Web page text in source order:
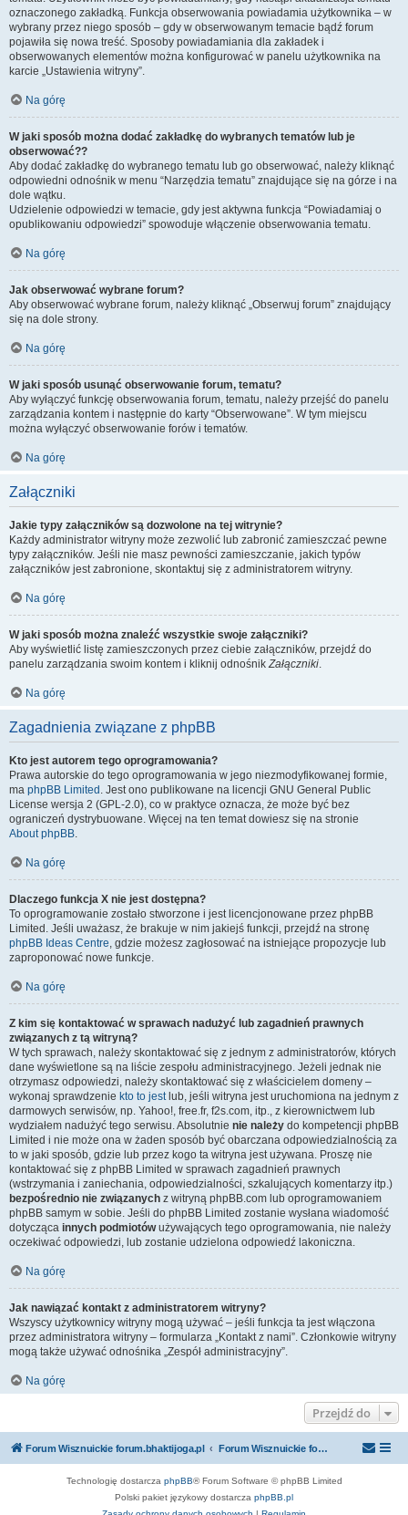
oznaczonego zakładką. Funkcja obserwowania powiadamia użytkownika – w
wybrany przez niego sposób – gdy w obserwowanym temacie bądź forum
pojawiła się nowa treść. Sposoby powiadamiania dla zakładek i
obserwowanych elementów można konfigurować w panelu użytkownika na
karcie „Ustawienia witryny”.
Na górę
W jaki sposób można dodać zakładkę do wybranych tematów lub je
obserwować??
Aby dodać zakładkę do wybranego tematu lub go obserwować, należy kliknąć
odpowiedni odnośnik w menu “Narzędzia tematu” znajdujące się na górze i na
dole wątku.
Udzielenie odpowiedzi w temacie, gdy jest aktywna funkcja “Powiadamiaj o
opublikowaniu odpowiedzi” spowoduje włączenie obserwowania tematu.
Na górę
Jak obserwować wybrane forum?
Aby obserwować wybrane forum, należy kliknąć „Obserwuj forum” znajdujący
się na dole strony.
Na górę
W jaki sposób usunąć obserwowanie forum, tematu?
Aby wyłączyć funkcję obserwowania forum, tematu, należy przejść do panelu
zarządzania kontem i następnie do karty “Obserwowane”. W tym miejscu
można wyłączyć obserwowanie forów i tematów.
Na górę
Załączniki
Jakie typy załączników są dozwolone na tej witrynie?
Każdy administrator witryny może zezwolić lub zabronić zamieszczać pewne
typy załączników. Jeśli nie masz pewności zamieszczanie, jakich typów
załączników jest zabronione, skontaktuj się z administratorem witryny.
Na górę
W jaki sposób można znaleźć wszystkie swoje załączniki?
Aby wyświetlić listę zamieszczonych przez ciebie załączników, przejdź do
panelu zarządzania swoim kontem i kliknij odnośnikZałączniki.
Na górę
Zagadnienia związane z phpBB
Kto jest autorem tego oprogramowania?
Prawa autorskie do tego oprogramowania w jego niezmodyfikowanej formie,
ma phpBB Limited . Jest ono publikowane na licencji GNU General Public
License wersja 2 (GPL-2.0), co w praktyce oznacza, że może być bez
ograniczeń dystrybuowane. Więcej na ten temat dowiesz się na stronie
About phpBB.
Na górę
Dlaczego funkcja X nie jest dostępna?
To oprogramowanie zostało stworzone i jest licencjonowane przez phpBB
Limited. Jeśli uważasz, że brakuje w nim jakiejś funkcji, przejdź na stronę
phpBB Ideas Centre, gdzie możesz zagłosować na istniejące propozycje lub
zaproponować nowe funkcje.
Na górę
Z kim się kontaktować w sprawach nadużyć lub zagadnień prawnych
związanych z tą witryną?
W tych sprawach, należy skontaktować się z jednym z administratorów, których
dane wyświetlone są na liście zespołu administracyjnego. Jeżeli jednak nie
otrzymasz odpowiedzi, należy skontaktować się z właścicielem domeny –
wykonaj sprawdzenie kto to jestlub, jeśli witryna jest uruchomiona na jednym z
darmowych serwisów, np. Yahoo!, free.fr, f2s.com, itp., z kierownictwem lub
wydziałem nadużyć tego serwisu. Absolutnie nie należy do kompetencji phpBB
Limited i nie może ona w żaden sposób być obarczana odpowiedzialnością za
to w jaki sposób, gdzie lub przez kogo ta witryna jest używana. Proszę nie
kontaktować się z phpBB Limited w sprawach zagadnień prawnych
(wstrzymania i zaniechania, odpowiedzialności, szkalujących komentarzy itp.)
bezpośrednio nie związanych z witryną phpBB.com lub oprogramowaniem
phpBB samym w sobie. Jeśli do phpBB Limited zostanie wysłana wiadomość
dotycząca innych podmiotówużywających tego oprogramowania, nie należy
oczekiwać odpowiedzi, lub zostanie udzielona odpowiedź lakoniczna.
Na górę
Jak nawiązać kontakt z administratorem witryny?
Wszyscy użytkownicy witryny mogą używać – jeśli funkcja ta jest włączona
przez administratora witryny – formularza „Kontakt z nami”. Członkowie witryny
mogą także używać odnośnika „Zespół administracyjny”.
Na górę
Przejdź do
Forum Wisznuickie forum.bhaktijoga.pl Forum Wisznuickie forum.bhaktijoga.pl
Technologię dostarcza phpBB® Forum Software © phpBB Limited
Polski pakiet językowy dostarcza phpBB.pl